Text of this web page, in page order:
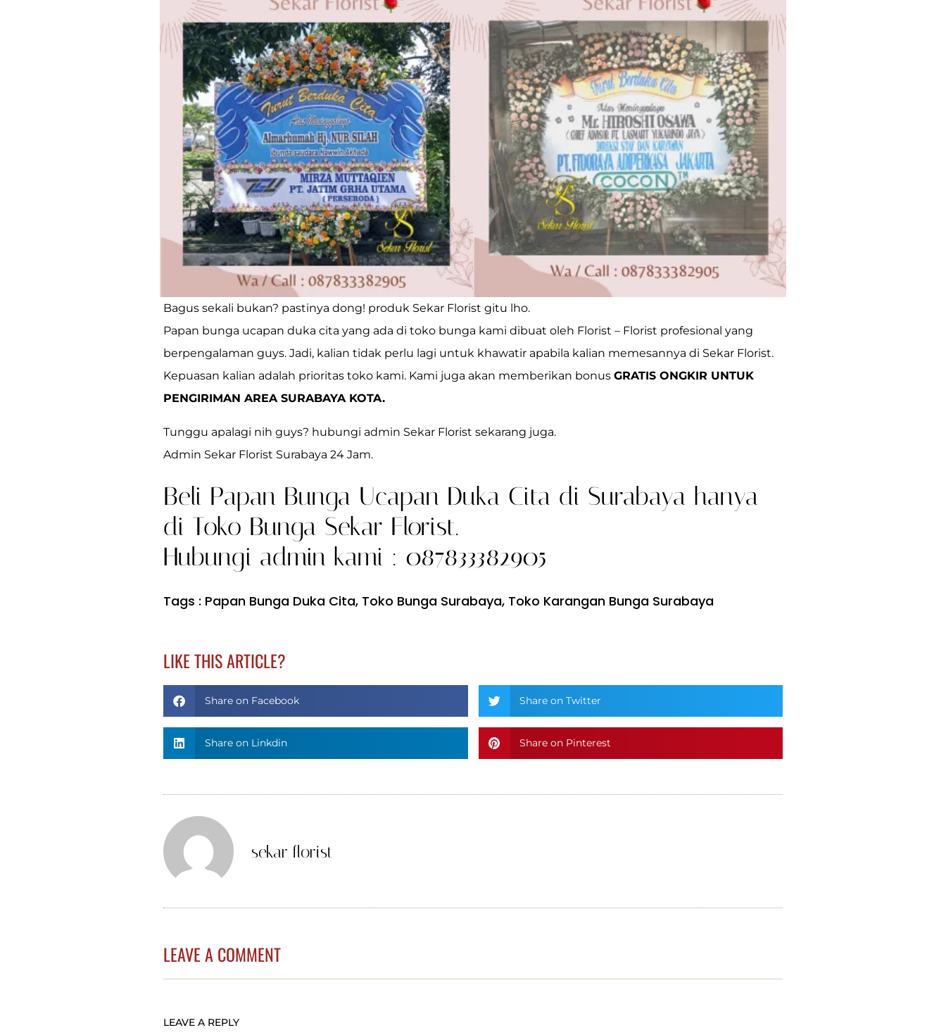
Bagus sekali bukan? pastinya dong! produk Sekar Florist gitu lho.
Papan bunga ucapan duka cita yang ada di toko bunga kami dibuat oleh Florist – Florist profesional yang
berpengalaman guys. Jadi, kalian tidak perlu lagi untuk khawatir apabila kalian memesannya di Sekar Florist.
Kepuasan kalian adalah prioritas toko kami. Kami juga akan memberikan bonus GRATIS ONGKIR UNTUK
PENGIRIMAN AREA SURABAYA KOTA.
Tunggu apalagi nih guys? hubungi admin Sekar Florist sekarang juga.
Admin Sekar Florist Surabaya 24 Jam.
Beli Papan Bunga Ucapan Duka Cita di Surabaya hanya
di Toko Bunga Sekar Florist.
Hubungi admin kami : 087833382905
Tags : Papan Bunga Duka Cita, Toko Bunga Surabaya, Toko Karangan Bunga Surabaya
LIKE THIS ARTICLE?
Share on Facebook Share on Twitter
Share on Linkdin Share on Pinterest
sekar florist
LEAVE A COMMENT
LEAVE A REPLY